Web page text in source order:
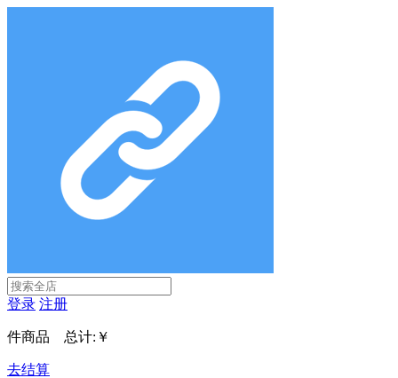
登录 注册
件商品 总计: ￥
去结算